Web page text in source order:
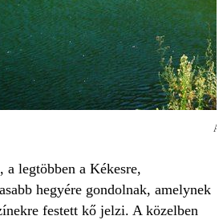
legtöbben a Kékesre,
hegyére gondolnak, amelynek
festett kő jelzi. A közelben